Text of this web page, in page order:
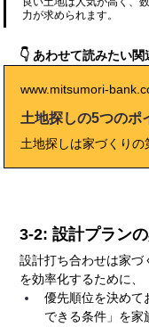
力が求められます。
👇 あわせて読みたい関
www.mitsumori-
土地探しの5つのポ
3-2: 設計プラン
設計打ち合わせは家づ
を効率化するために、
優先順位を決めて
できる条件」を家